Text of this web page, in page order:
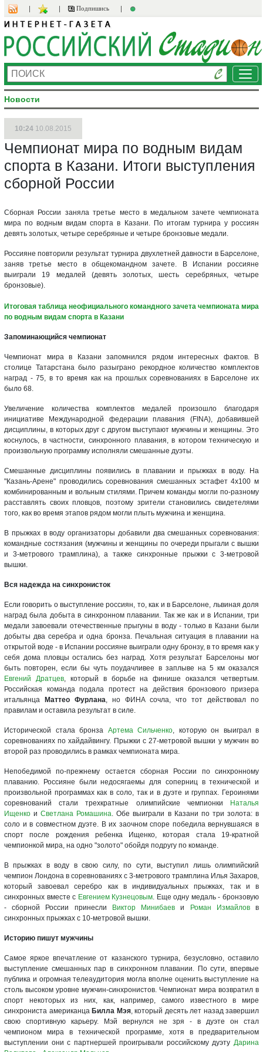
Подпишись
Новости
10:24 10.08.2015
Чемпионат мира по водным видам
спорта в Казани. Итоги выступления
сборной России
Сборная России заняла третье место в медальном зачете чемпионата
мира по водным видам спорта в Казани. По итогам турнира у россиян
девять золотых, четыре серебряные и четыре бронзовые медали.
Россияне повторили результат турнира двухлетней давности в Барселоне,
заняв третье место в общекомандном зачете. В Испании россияне
выиграли 19 медалей (девять золотых, шесть серебряных, четыре
бронзовые).
Итоговая таблица неофициального командного зачета чемпионата мира
по водным видам спорта в Казани
Запоминающийся чемпионат
Чемпионат мира в Казани запомнился рядом интересных фактов. В
столице Татарстана было разыграно рекордное количество комплектов
наград - 75, в то время как на прошлых соревнованиях в Барселоне их
было 68.
Увеличение количества комплектов медалей произошло благодаря
инициативе Международной федерации плавания (FINA), добавившей
дисциплины, в которых друг с другом выступают мужчины и женщины. Это
коснулось, в частности, синхронного плавания, в котором техническую и
произвольную программу исполняли смешанные дуэты.
Смешанные дисциплины появились в плавании и прыжках в воду. На
"Казань-Арене" проводились соревнования смешанных эстафет 4х100 м
комбинированным и вольным стилями. Причем команды могли по-разному
расставлять своих пловцов, поэтому зрители становились свидетелями
того, как во время этапов рядом могли плыть мужчина и женщина.
В прыжках в воду организаторы добавили два смешанных соревнования:
командные состязания (мужчины и женщины по очереди прыгали с вышки
и 3-метрового трамплина), а также синхронные прыжки с 3-метровой
вышки.
Вся надежда на синхронисток
Если говорить о выступление россиян, то, как и в Барселоне, львиная доля
наград была добыта в синхронном плавании. Так же как и в Испании, три
медали завоевали отечественные прыгуны в воду - только в Казани были
добыты два серебра и одна бронза. Печальная ситуация в плавании на
открытой воде - в Испании россияне выиграли одну бронзу, в то время как у
себя дома пловцы остались без наград. Хотя результат Барселоны мог
быть повторен, если бы чуть поудачливее в заплыве на 5 км оказался
Евгений Дратцев, который в борьбе на финише оказался четвертым.
Российская команда подала протест на действия бронзового призера
итальянца
Маттео Фурлана, но ФИНА сочла, что тот действовал по
правилам и оставила результат в силе.
Исторической стала бронза Артема Сильченко, которую он выиграл в
соревнованиях по хайдайвингу. Прыжки с 27-метровой вышки у мужчин во
второй раз проводились в рамках чемпионата мира.
Непобедимой по-прежнему остается сборная России по синхронному
плаванию. Россияне были недосягаемы для соперниц в технической и
произвольной программах как в соло, так и в дуэте и группах. Героинями
соревнований стали трехкратные олимпийские чемпионки
Наталья
Ищенко иСветлана Ромашина. Обе выиграли в Казани по три золота: в
соло и в совместном дуэте. В их заочном споре победила вернувшаяся в
спорт после рождения ребенка Ищенко, которая стала 19-кратной
чемпионкой мира, на одно "золото" обойдя подругу по команде.
В прыжках в воду в свою силу, по сути, выступил лишь олимпийский
чемпион Лондона в соревнованиях с 3-метрового трамплина Илья Захаров,
который завоевал серебро как в индивидуальных прыжках, так и в
синхронных вместе с Евгением Кузнецовым. Еще одну медаль - бронзовую
- сборной России принесли
Виктор Минибаев и Роман Измайловв
синхронных прыжках с 10-метровой вышки.
Историю пишут мужчины
Самое яркое впечатление от казанского турнира, безусловно, оставило
выступление смешанных пар в синхронном плавании. По сути, впервые
публика и огромная телеаудитория могла вполне оценить выступление на
столь высоком уровне мужчин-синхронистов. Чемпионат мира возвратил в
спорт некоторых из них, как, например, самого известного в мире
синхрониста американца Билла Мэя, который десять лет назад завершил
свою спортивную карьеру. Мэй вернулся не зря - в дуэте он стал
чемпионом мира в технической программе, хотя в предварительном
выступлении они с партнершей проигрывали российскому дуэту Дарина